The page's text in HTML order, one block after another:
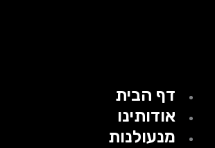
דף הבית
אודותינו
מנעולנות